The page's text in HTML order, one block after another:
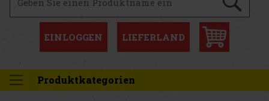
EINLOGGEN LIEFERLAND
Produktkategorien